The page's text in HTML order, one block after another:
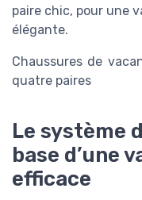
paire chic, pour une
élégante.
Chaussures de
quatre paires
Le système
base d’une
efficace